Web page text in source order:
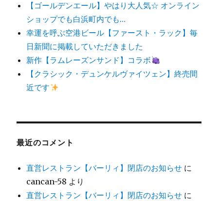
【ゴールデンエール】やはり大人気☆ オンライン
ショップでも白浜町内でも…
幸運を呼ぶ空港ビール【ファースト・ラック】毎
日新聞に掲載していただきました
新作【ラムレーズンサンド】コラボ
【クラシック・デュンケルヴァイツェン】終売間
近です
最近のコメント
直営レストラン【バーリィ】閉店のお知らせ に
cancan-58 より
直営レストラン【バーリィ】閉店のお知らせ に